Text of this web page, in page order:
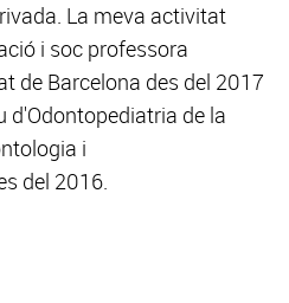
La meva activitat
i soc professora
de Barcelona des del 2017
d'Odontopediatria de la
i
del 2016.